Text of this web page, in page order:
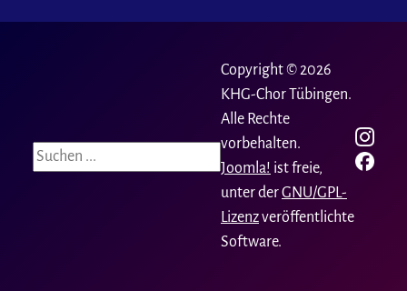
Suchen
Copyright © 2026
KHG-Chor Tübingen.
Alle Rechte
vorbehalten.
Joomla! ist freie,
unter derGNU/GPL-
Lizenzveröffentlichte
Software.